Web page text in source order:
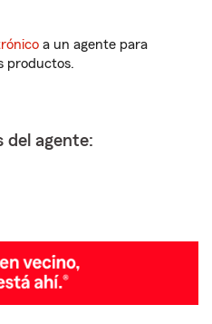
a un agente para
productos.
del agente: